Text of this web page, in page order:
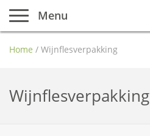
Menu
Home / Wijnflesverpakking
Wijnflesverpakking